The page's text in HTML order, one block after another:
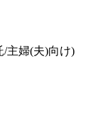
/主婦(夫)向け)